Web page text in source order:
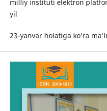
milliy instituti elektron
yil
23-yanvar holatiga ko‘ra